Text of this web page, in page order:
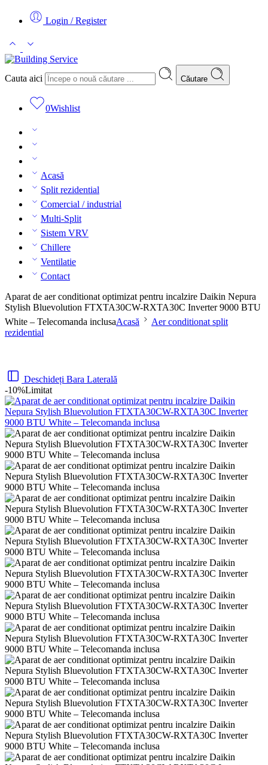
Login / Register
Cauta aici Căutare
0Wishlist
Acasă
Split rezidential
Comercial / industrial
Multi-Split
Sistem VRV
Chillere
Ventilatie
Contact
Aparat de aer conditionat optimizat pentru incalzire Daikin Nepura
Stylish Bluevolution FTXTA30CW-RXTA30C Inverter 9000 BTU
White – Telecomanda inclusaAcasă
Aer conditionat split
rezidential
Deschideți Bara Laterală
-10%Limitat